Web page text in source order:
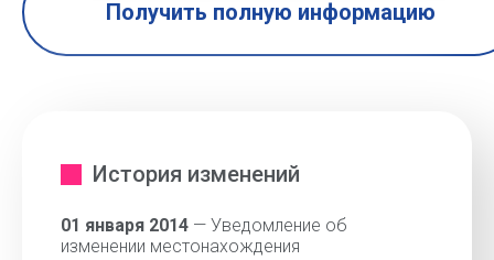
Получить полную информацию
История изменений
01 января 2014 — Уведомление об
изменении местонахождения